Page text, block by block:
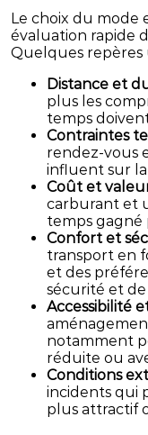
Le choix du mode
évaluation rapide
Quelques repères
Distance et
plus les
temps
Contraintes
rendez-vous
influent sur
Coût et
carburant et
temps
Confort et
transport en
et des
sécurité et
Accessibilité
notamment
réduite ou
Conditions
incidents qui
plus attractif